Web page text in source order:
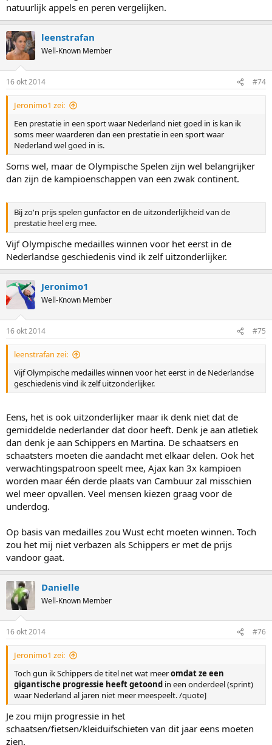
natuurlijk appels en peren vergelijken.
leenstrafan
Well-Known Member
16 okt 2014 #74
Jeronimo1 zei:
Een prestatie in een sport waar Nederland niet goed in is kan ik
soms meer waarderen dan een prestatie in een sport waar
Nederland wel goed in is.
Soms wel, maar de Olympische Spelen zijn wel belangrijker
dan zijn de kampioenschappen van een zwak continent.
Bij zo'n prijs spelen gunfactor en de uitzonderlijkheid van de
prestatie heel erg mee.
Vijf Olympische medailles winnen voor het eerst in de
Nederlandse geschiedenis vind ik zelf uitzonderlijker.
Jeronimo1
Well-Known Member
16 okt 2014 #75
leenstrafan zei:
Vijf Olympische medailles winnen voor het eerst in de Nederlandse
geschiedenis vind ik zelf uitzonderlijker.
Eens, het is ook uitzonderlijker maar ik denk niet dat de
gemiddelde nederlander dat door heeft. Denk je aan atletiek
dan denk je aan Schippers en Martina. De schaatsers en
schaatsters moeten die aandacht met elkaar delen. Ook het
verwachtingspatroon speelt mee, Ajax kan 3x kampioen
worden maar één derde plaats van Cambuur zal misschien
wel meer opvallen. Veel mensen kiezen graag voor de
underdog.
Op basis van medailles zou Wust echt moeten winnen. Toch
zou het mij niet verbazen als Schippers er met de prijs
vandoor gaat.
Danielle
Well-Known Member
16 okt 2014 #76
Jeronimo1 zei:
Toch gun ik Schippers de titel net wat meeromdat ze een
gigantische progressie heeft getoond in een onderdeel (sprint)
waar Nederland al jaren niet meer meespeelt. /quote]
Je zou mijn progressie in het
schaatsen/fietsen/kleiduifschieten van dit jaar eens moeten
zien.